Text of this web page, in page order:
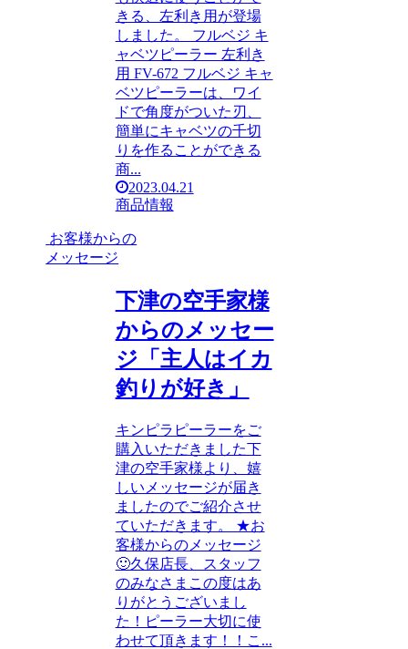
きる、左利き用が登場
しました。 フルベジ キ
ャベツピーラー 左利き
用 FV-672 フルベジ キャ
ベツピーラーは、ワイ
ドで角度がついた刃、
簡単にキャベツの千切
りを作ることができる
商...
2023.04.21
商品情報
お客様からの
メッセージ
下津の空手家様
からのメッセー
ジ「主人はイカ
釣りが好き」
キンピラピーラーをご
購入いただきました下
津の空手家様より、嬉
しいメッセージが届き
ましたのでご紹介させ
ていただきます。 ★お
客様からのメッセージ
🙂久保店長、スタッフ
のみなさまこの度はあ
りがとうございまし
た！ピーラー大切に使
わせて頂きます！！こ...